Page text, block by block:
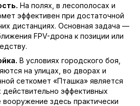
На полях, в лесополосах и
эффективен при достаточной
дистанциях. Основная задача —
FPV-дрона к позиции или
В условиях городского боя,
на улицах, во дворах и
сеткомет «Пташка» является
эффективных
здесь практически